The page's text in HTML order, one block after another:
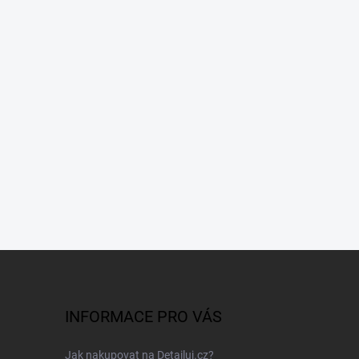
INFORMACE PRO VÁS
Jak nakupovat na Detailuj.cz?